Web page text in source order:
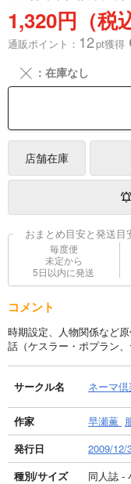
1,320円（税
通販ポイント： 12pt獲得
╳ ：在庫なし
店舗在庫
おまとめ目安と発送目
毎度便
未定から
5日以内に発送
コメント
時期設定、人物関係など
話（ケスラー・ポプラン、
サークル名 ネーマ
作家 早瀬薫
発行日
2009/12/
種別/サイズ
同人誌 -